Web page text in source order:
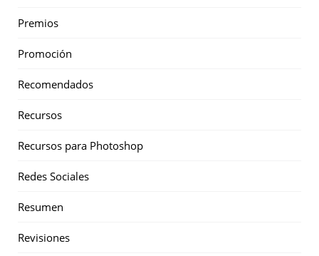
Premios
Promoción
Recomendados
Recursos
Recursos para Photoshop
Redes Sociales
Resumen
Revisiones